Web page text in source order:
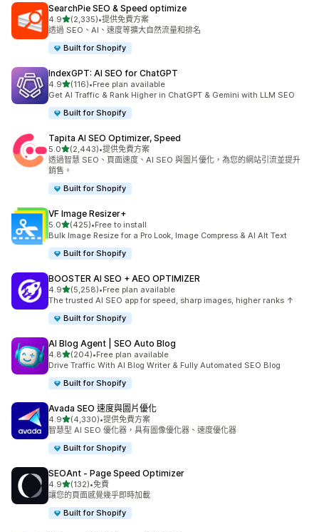
SearchPie SEO & Speed optimize
4.9滿分 5 顆星
(2,335)
共有 2335 則評價
•提供免費方案
透過 SEO、AI、速度等擴大自然流量和排名
Built for Shopify
IndexGPT: AI SEO for ChatGPT
4.9滿分 5 顆星
(116)
共有 116 則評價
•Free plan available
Get AI Traffic & Rank Higher in ChatGPT & Gemini with LLM SEO
Built for Shopify
Tapita AI SEO Optimizer, Speed
5.0滿分 5 顆星
(2,443)
共有 2443 則評價
•提供免費方案
透過智慧 SEO、頁面速度、AI SEO 與圖片優化，為您的網站引流並提升
銷售。
Built for Shopify
VF Image Resizer+
5.0滿分 5 顆星
(425)
共有 425 則評價
•Free to install
Bulk Image Resize for a Pro Look, Image Compress & AI Alt Text
Built for Shopify
BOOSTER AI SEO + AEO OPTIMIZER
4.9滿分 5 顆星
(5,258)
共有 5258 則評價
•Free plan available
The trusted AI SEO app for speed, sharp images, higher ranks ↑
Built for Shopify
AI Blog Agent | SEO Auto Blog
4.8滿分 5 顆星
(204)
共有 204 則評價
•Free plan available
Drive Traffic With AI Blog Writer & Fully Automated SEO Blog
Built for Shopify
Avada SEO 速度與圖片優化
4.9滿分 5 顆星
(4,330)
共有 4330 則評價
•提供免費方案
智慧型 AI SEO 優化器，具有圖像優化器、速度優化器
Built for Shopify
SEOAnt ‑ Page Speed Optimizer
4.9滿分 5 顆星
(132)
共有 132 則評價
•免費
讓您的頁面感覺幾乎即時加載
Built for Shopify